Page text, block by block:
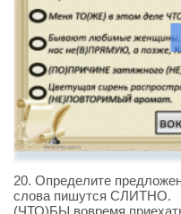
20. Определите
слова пишутся СЛИТНО.